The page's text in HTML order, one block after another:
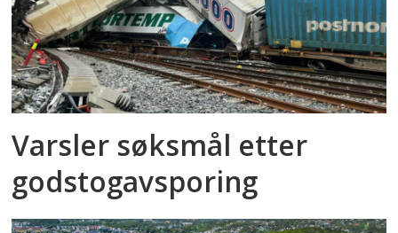
Varsler søksmål etter
godstog­avsporing